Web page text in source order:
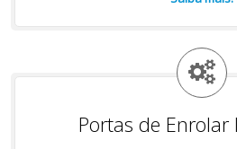
Portas de